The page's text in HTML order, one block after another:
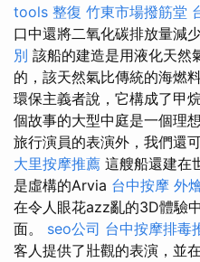
tools 整復 竹東市場撥筋堂
口中還將二氧化碳排放量減
別 該船的建造是用液化天然
的，該天然氣比傳統的海燃
環保主義者說，它構成了甲
個故事的大型中庭是一個理
旅行演員的表演外，我們還
大里按摩推薦 這艘船還建在
是虛構的Arvia 台中按摩 外
在令人眼花azz亂的3D體驗
面。 seo公司 台中按摩排毒
客人提供了壯觀的表演，並